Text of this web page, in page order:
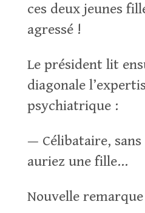
ces deux jeunes
agressé !
Le président lit
diagonale
psychiatrique :
— Célibataire,
auriez une fille…
Nouvelle